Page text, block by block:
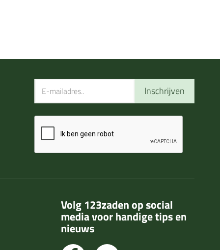
Inschrijven
Volg 123zaden op social
media voor handige tips en
nieuws